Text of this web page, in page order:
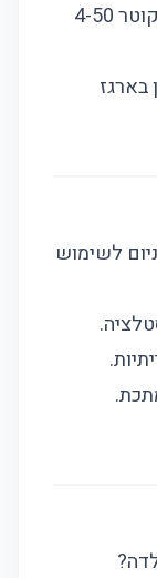
: מתאים לצינורות בקוטר 4-50
בארגז
לשימוש